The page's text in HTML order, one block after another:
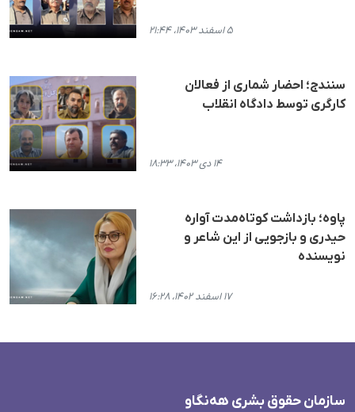
۵ اسفند ۱۴۰۳، ۲۱:۴۴
سنندج؛ احضار شماری از فعالان
کارگری توسط دادگاه انقلاب
۱۴ دی ۱۴۰۳، ۱۸:۳۳
پاوه؛ بازداشت کوتاه‌مدت آواره
حیدری و بازجویی از این شاعر و
نویسنده
۱۷ اسفند ۱۴۰۲، ۱۶:۲۸
سازمان حقوق بشری هەنگاو